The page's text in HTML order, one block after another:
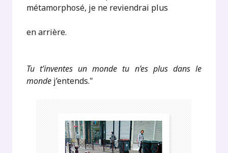
métamorphosé, je ne reviendrai plus
en arrière.
Tu t’inventes un monde tu n’es plus dans le
monde j’entends."